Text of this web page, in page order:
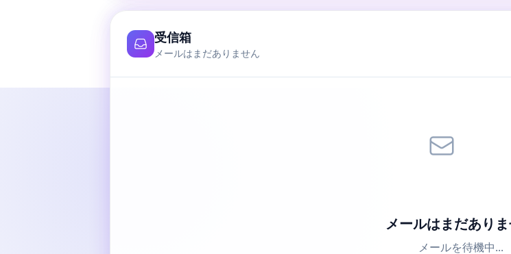
受信箱
メールはまだありません
メールはまだあり
メールを待機中...